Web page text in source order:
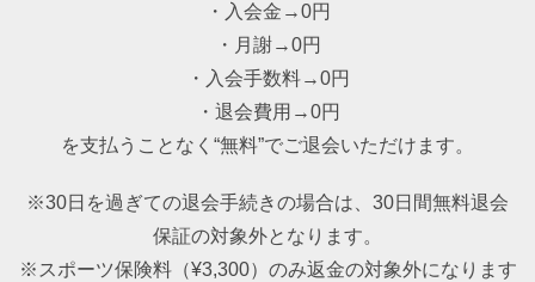
・入会金→0円
・月謝→0円
・入会手数料→0円
・退会費用→0円
を支払うことなく“無料”でご退会いただけます。
※30日を過ぎての退会手続きの場合は、30日間無料退会
保証の対象外となります。
※スポーツ保険料（¥3,300）のみ返金の対象外になります